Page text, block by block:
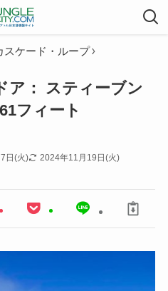
スケード・ループ
ア： スティーブン
フィート
日(火) 2024年11月19日(火)